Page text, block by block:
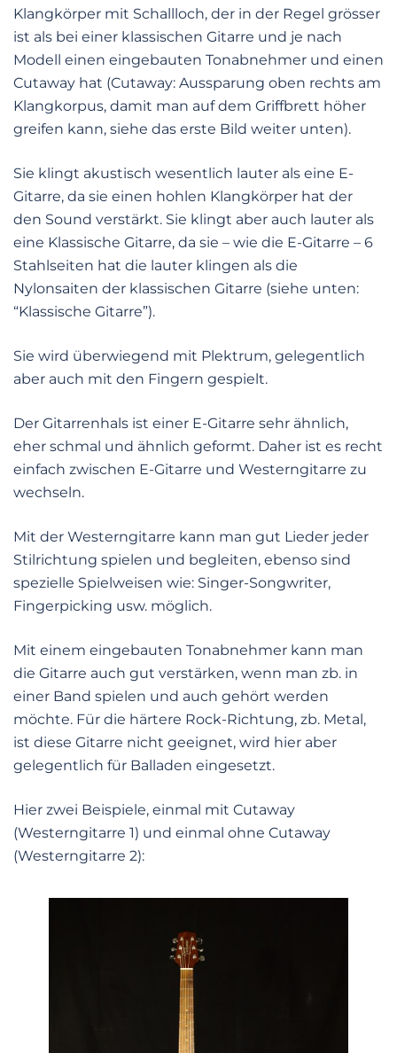
Klangkörper mit Schallloch, der in der Regel grösser
ist als bei einer klassischen Gitarre und je nach
Modell einen eingebauten Tonabnehmer und einen
Cutaway hat (Cutaway: Aussparung oben rechts am
Klangkorpus, damit man auf dem Griffbrett höher
greifen kann, siehe das erste Bild weiter unten).
Sie klingt akustisch wesentlich lauter als eine E-
Gitarre, da sie einen hohlen Klangkörper hat der
den Sound verstärkt. Sie klingt aber auch lauter als
eine Klassische Gitarre, da sie – wie die E-Gitarre – 6
Stahlseiten hat die lauter klingen als die
Nylonsaiten der klassischen Gitarre (siehe unten:
“Klassische Gitarre”).
Sie wird überwiegend mit Plektrum, gelegentlich
aber auch mit den Fingern gespielt.
Der Gitarrenhals ist einer E-Gitarre sehr ähnlich,
eher schmal und ähnlich geformt. Daher ist es recht
einfach zwischen E-Gitarre und Westerngitarre zu
wechseln.
Mit der Westerngitarre kann man gut Lieder jeder
Stilrichtung spielen und begleiten, ebenso sind
spezielle Spielweisen wie: Singer-Songwriter,
Fingerpicking usw. möglich.
Mit einem eingebauten Tonabnehmer kann man
die Gitarre auch gut verstärken, wenn man zb. in
einer Band spielen und auch gehört werden
möchte. Für die härtere Rock-Richtung, zb. Metal,
ist diese Gitarre nicht geeignet, wird hier aber
gelegentlich für Balladen eingesetzt.
Hier zwei Beispiele, einmal mit Cutaway
(Westerngitarre 1) und einmal ohne Cutaway
(Westerngitarre 2):